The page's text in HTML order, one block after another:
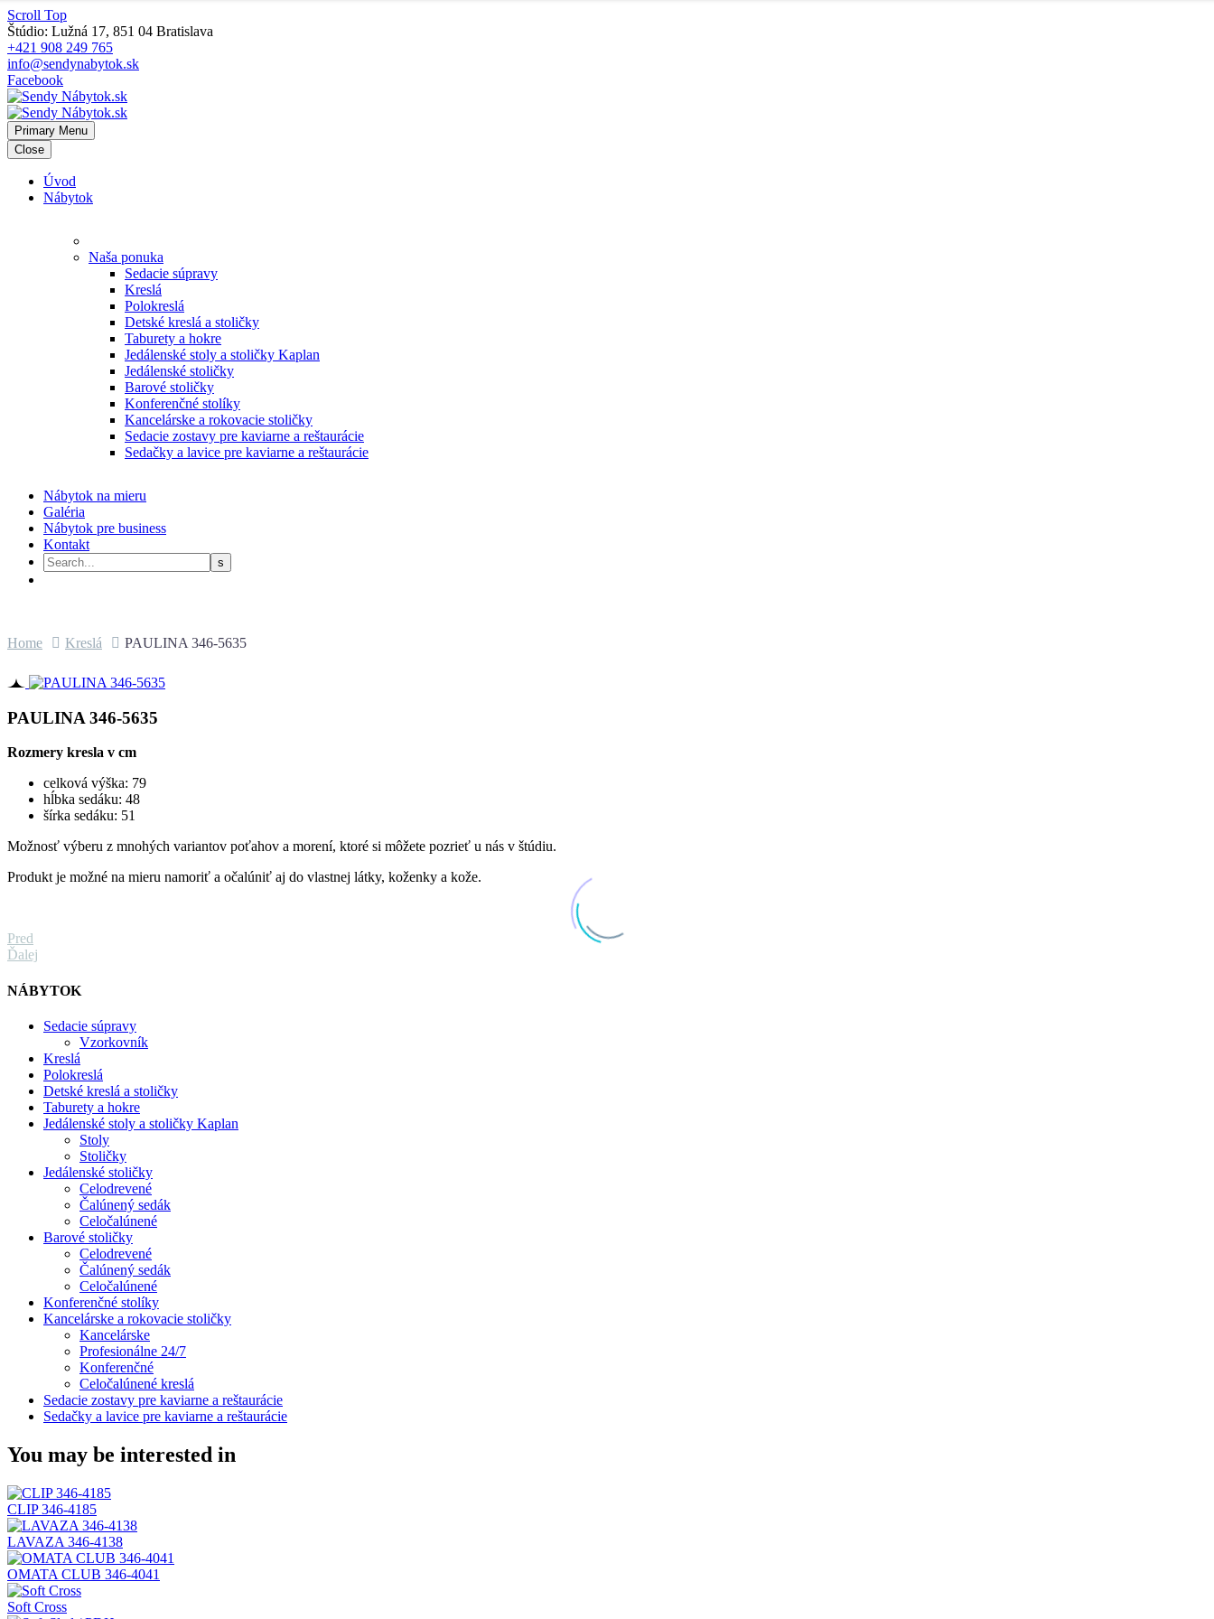
Scroll Top
Štúdio: Lužná 17, 851 04 Bratislava
+421 908 249 765
info@sendynabytok.sk
Facebook
Primary Menu
Close
Úvod
Nábytok
Naša ponuka
Sedacie súpravy
Kreslá
Polokreslá
Detské kreslá a stoličky
Taburety a hokre
Jedálenské stoly a stoličky Kaplan
Jedálenské stoličky
Barové stoličky
Konferenčné stolíky
Kancelárske a rokovacie stoličky
Sedacie zostavy pre kaviarne a reštaurácie
Sedačky a lavice pre kaviarne a reštaurácie
Nábytok na mieru
Galéria
Nábytok pre business
Kontakt
Home Kreslá PAULINA 346-5635
PAULINA 346-5635
Rozmery kresla v cm
celková výška: 79
hĺbka sedáku: 48
šírka sedáku: 51
Možnosť výberu z mnohých variantov poťahov a morení, ktoré si môžete pozrieť u nás v štúdiu.
Produkt je možné na mieru namoriť a očalúniť aj do vlastnej látky, koženky a kože.
Pred
Ďalej
NÁBYTOK
Sedacie súpravy
Vzorkovník
Kreslá
Polokreslá
Detské kreslá a stoličky
Taburety a hokre
Jedálenské stoly a stoličky Kaplan
Stoly
Stoličky
Jedálenské stoličky
Celodrevené
Čalúnený sedák
Celočalúnené
Barové stoličky
Celodrevené
Čalúnený sedák
Celočalúnené
Konferenčné stolíky
Kancelárske a rokovacie stoličky
Kancelárske
Profesionálne 24/7
Konferenčné
Celočalúnené kreslá
Sedacie zostavy pre kaviarne a reštaurácie
Sedačky a lavice pre kaviarne a reštaurácie
You may be interested in
CLIP 346-4185
LAVAZA 346-4138
OMATA CLUB 346-4041
Soft Cross